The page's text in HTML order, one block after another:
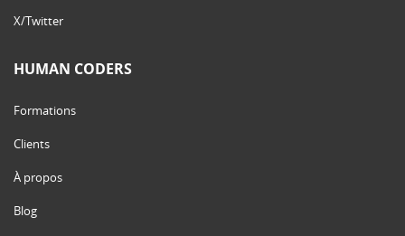
X/Twitter
HUMAN CODERS
Formations
Clients
À propos
Blog